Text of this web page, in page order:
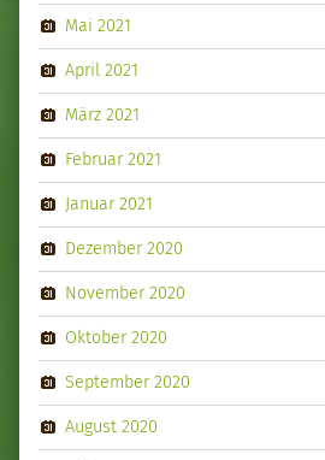
Mai 2021
April 2021
März 2021
Februar 2021
Januar 2021
Dezember 2020
November 2020
Oktober 2020
September 2020
August 2020